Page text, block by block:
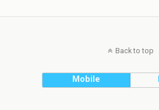
Back to top
Mobile